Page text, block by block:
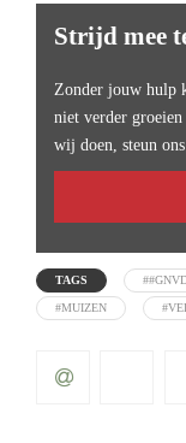
Strijd mee
Zonder jouw hulp
niet verder groeien
wij doen, steun
TAGS
#MUIZEN